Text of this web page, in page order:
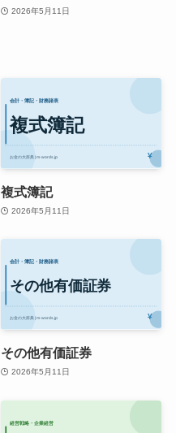
2026年5月11日
複式簿記
2026年5月11日
その他有価証券
2026年5月11日